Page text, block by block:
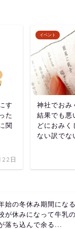
す
た
関
22日
イベント
神社でおみ
結果でも悪
どにおみ
ない訳でな
始の冬休み期間にな
が休みになって牛乳
落ち込んで余る...